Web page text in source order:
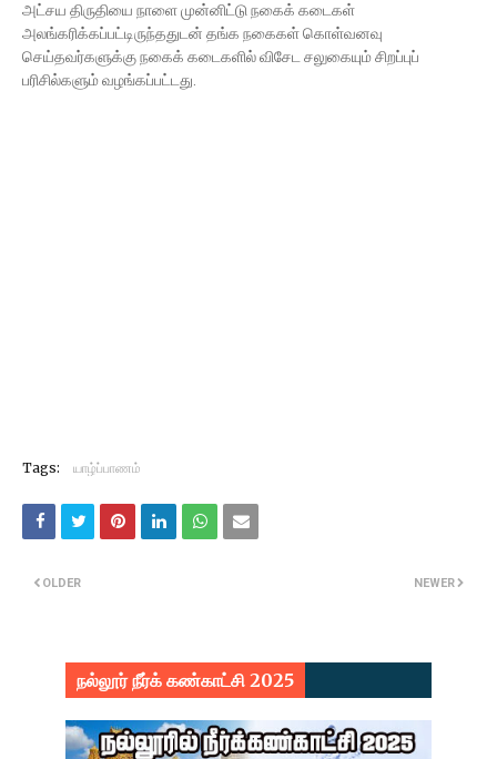
அட்சய திருதியை நாளை முன்னிட்டு நகைக் கடைகள்
அலங்கரிக்கப்பட்டிருந்ததுடன் தங்க நகைகள் கொள்வனவு
செய்தவர்களுக்கு நகைக் கடைகளில் விசேட சலுகையும் சிறப்புப்
பரிசில்களும் வழங்கப்பட்டது.
Tags: யாழ்ப்பாணம்
NEWER
OLDER
நல்லூர் நீர்க் கண்காட்சி 2025